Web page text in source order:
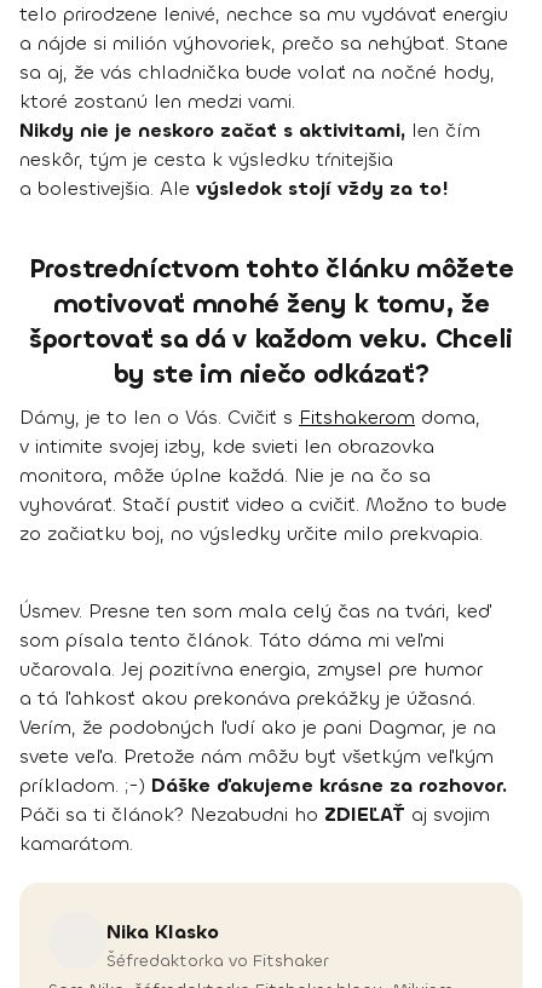
telo prirodzene lenivé, nechce sa mu vydávať energiu
a nájde si milión výhovoriek, prečo sa nehýbať. Stane
sa aj, že vás chladnička bude volať na nočné hody,
ktoré zostanú len medzi vami.
Nikdy nie je neskoro začať s aktivitami, len čím
neskôr, tým je cesta k výsledku tŕnitejšia
a bolestivejšia. Ale výsledok stojí vždy za to!
Prostredníctvom tohto článku môžete
motivovať mnohé ženy k tomu, že
športovať sa dá v každom veku. Chceli
by ste im niečo odkázať?
Dámy, je to len o Vás. Cvičiť s Fitshakerom doma,
v intimite svojej izby, kde svieti len obrazovka
monitora, môže úplne každá. Nie je na čo sa
vyhovárať. Stačí pustiť video a cvičiť. Možno to bude
zo začiatku boj, no výsledky určite milo prekvapia.
Úsmev. Presne ten som mala celý čas na tvári, keď
som písala tento článok. Táto dáma mi veľmi
učarovala. Jej pozitívna energia, zmysel pre humor
a tá ľahkosť akou prekonáva prekážky je úžasná.
Verím, že podobných ľudí ako je pani Dagmar, je na
svete veľa. Pretože nám môžu byť všetkým veľkým
príkladom. ;-) Dáške ďakujeme krásne za rozhovor.
Páči sa ti článok? Nezabudni ho ZDIEĽAŤ aj svojim
kamarátom.
Nika Klasko
Šéfredaktorka vo Fitshaker